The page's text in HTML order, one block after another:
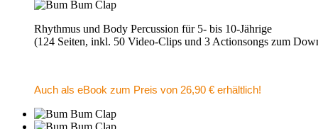
Rhythmus und Body Percussion für 5- bis 10-Jährige
(124 Seiten, inkl. 50 Video-Clips und 3 Actionsongs zum
Auch als eBook zum Preis von 26,90 € erhältlich!